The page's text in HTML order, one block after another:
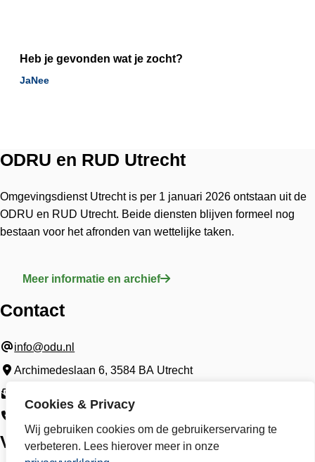
Cookies & Privacy
Wij gebruiken cookies om de gebruikerservaring te
verbeteren. Lees hierover meer in onze
Heb je gevonden wat je zocht?
JaNee
ODRU en RUD Utrecht
Omgevingsdienst Utrecht is per 1 januari 2026 ontstaan uit de
ODRU en RUD Utrecht. Beide diensten blijven formeel nog
bestaan voor het afronden van wettelijke taken.
Meer informatie en archief
Contact
info@odu.nl
Archimedeslaan 6, 3584 BA Utrecht
Volg ons